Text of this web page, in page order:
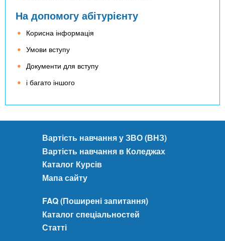
На допомогу абітурієнту
Корисна інформація
Умови вступу
Документи для вступу
і багато іншого
Вартість навчання у ЗВО (ВНЗ)
Вартість навчання в Коледжах
Каталог Курсів
Мапа сайту
FAQ (Поширені запитання)
Каталог спеціальностей
Статті